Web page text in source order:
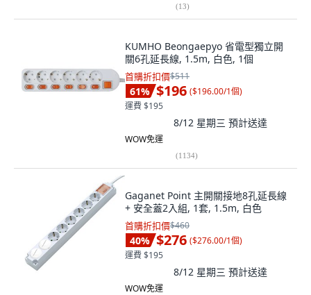
(13)
KUMHO Beongaepyo 省電型獨立開
關6孔延長線, 1.5m, 白色, 1個
首購折扣價$511
61% $196 ($196.00/1個)
運費 $195
8/12 星期三 預計送達
WOW免運
(1134)
Gaganet Point 主開關接地8孔延長線
+ 安全蓋2入組, 1套, 1.5m, 白色
首購折扣價$460
40% $276 ($276.00/1個)
運費 $195
8/12 星期三 預計送達
WOW免運